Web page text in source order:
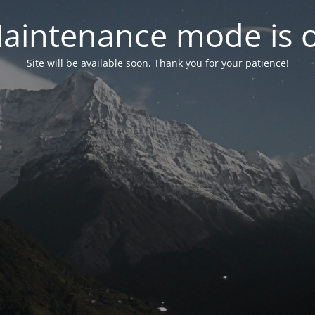
mode is
Site will be available soon. Thank you for your patience!